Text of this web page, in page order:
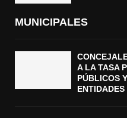
MUNICIPALES
A LA TASA
PÚBLICOS